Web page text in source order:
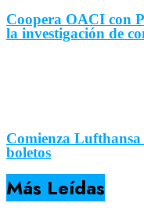
Coopera OACI con
la investigación de
Comienza
boletos
Más Leídas